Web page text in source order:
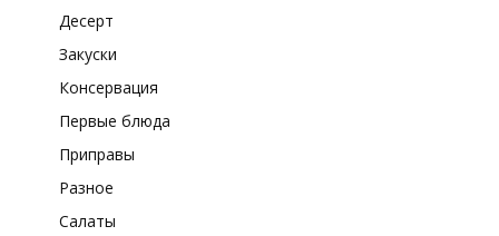
Десерт
Закуски
Консервация
Первые блюда
Приправы
Разное
Салаты